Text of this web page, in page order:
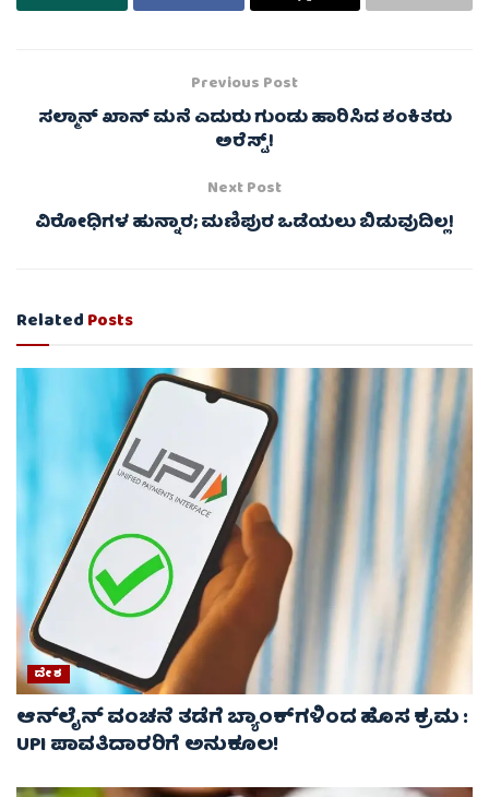
Previous Post
ಸಲ್ಮಾನ್ ಖಾನ್ ಮನೆ ಎದುರು ಗುಂಡು ಹಾರಿಸಿದ ಶಂಕಿತರು
ಅರೆಸ್ಟ್!
Next Post
ವಿರೋಧಿಗಳ ಹುನ್ನಾರ; ಮಣಿಪುರ ಒಡೆಯಲು ಬಿಡುವುದಿಲ್ಲ!
RelatedPosts
ದೇಶ
ಆನ್‌ಲೈನ್ ವಂಚನೆ ತಡೆಗೆ ಬ್ಯಾಂಕ್‌ಗಳಿಂದ ಹೊಸ ಕ್ರಮ :
UPI ಪಾವತಿದಾರರಿಗೆ ಅನುಕೂಲ!